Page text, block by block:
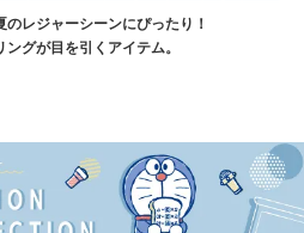
のレジャーシーンにぴったり！
グが目を引くアイテム。